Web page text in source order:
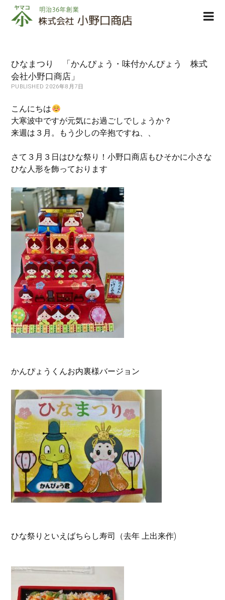
株
式
小
野
口
店
ひなまつり 「かんぴょう・味付かんぴょう 株式
会社小野口商店」
PUBLISHED 2026年8月7日
こんにちは
大寒波中ですが元気にお過ごしでしょうか？
来週は３月。もう少しの辛抱ですね、、
さて３月３日はひな祭り！小野口商店もひそかに小さな
ひな人形を飾っております
かんぴょうくんお内裏様バージョン
ひな祭りといえばちらし寿司（去年 上出来作)